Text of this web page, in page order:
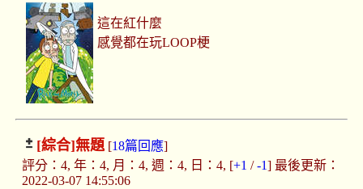
這在紅什麼
感覺都在玩LOOP梗
[綜合]無題[18篇回應]
評分：4, 年：4, 月：4, 週：4, 日：4, [+1 /-1] 最後更新：
2022-03-07 14:55:06